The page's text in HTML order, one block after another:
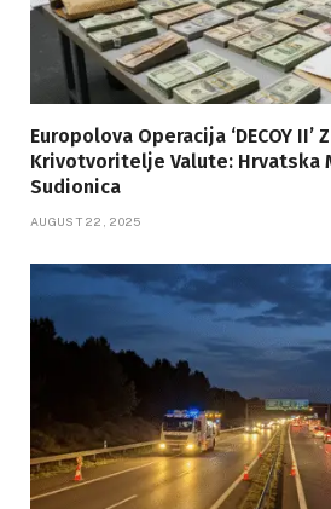
Europolova Operacija ‘DECOY II’
Krivotvoritelje Valute: Hrvatska
Sudionica
AUGUST 22, 2025